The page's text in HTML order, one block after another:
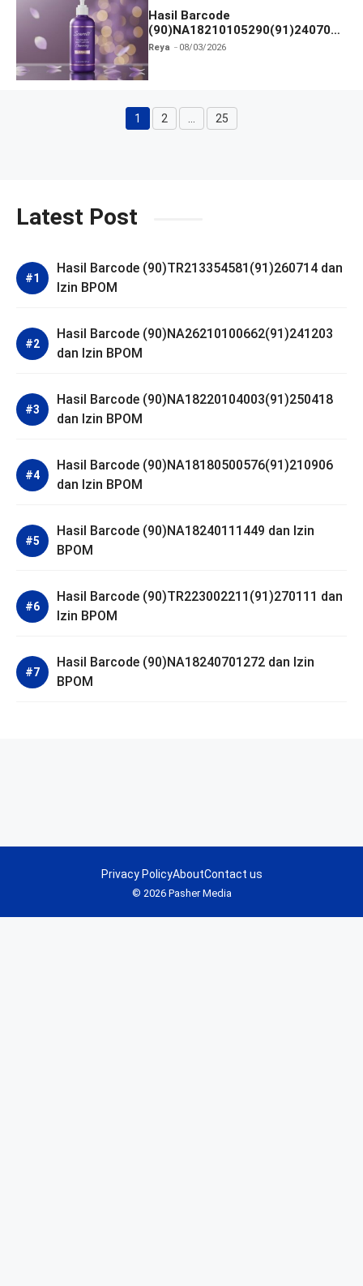
Hasil Barcode
(90)NA18210105290(91)240703
dan Izin BPOM
Reya 08/03/2026
Halaman
1 Halaman
2 … Halaman
25
Latest Post
Hasil Barcode (90)TR213354581(91)260714 dan
Izin BPOM
Hasil Barcode (90)NA26210100662(91)241203
dan Izin BPOM
Hasil Barcode (90)NA18220104003(91)250418
dan Izin BPOM
Hasil Barcode (90)NA18180500576(91)210906
dan Izin BPOM
Hasil Barcode (90)NA18240111449 dan Izin
BPOM
Hasil Barcode (90)TR223002211(91)270111 dan
Izin BPOM
Hasil Barcode (90)NA18240701272 dan Izin
BPOM
© 2026 Pasher Media
Privacy PolicyAboutContact us